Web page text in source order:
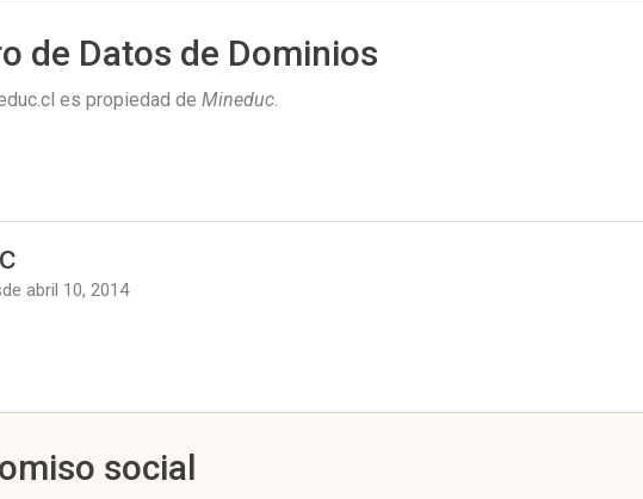
de Datos de Dominios
es propiedad de Mineduc.
abril 10, 2014
social